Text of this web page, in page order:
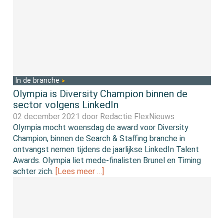
In de branche
Olympia is Diversity Champion binnen de
sector volgens LinkedIn
02 december 2021 door Redactie FlexNieuws
Olympia mocht woensdag de award voor Diversity
Champion, binnen de Search & Staffing branche in
ontvangst nemen tijdens de jaarlijkse LinkedIn Talent
Awards. Olympia liet mede-finalisten Brunel en Timing
achter zich.
[Lees meer …]